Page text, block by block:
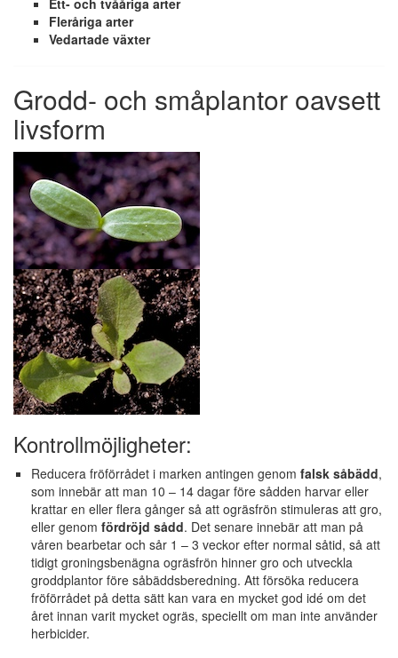
Fleråriga arter
Vedartade växter
Grodd- och småplantor oavsett
livsform
Kontrollmöjligheter:
Reducera fröförrådet i marken antingen genom falsk såbädd,
som innebär att man 10 – 14 dagar före sådden harvar eller
krattar en eller flera gånger så att ogräsfrön stimuleras att gro,
eller genom fördröjd sådd. Det senare innebär att man på
våren bearbetar och sår 1 – 3 veckor efter normal såtid, så att
tidigt groningsbenägna ogräsfrön hinner gro och utveckla
groddplantor före såbäddsberedning. Att försöka reducera
fröförrådet på detta sätt kan vara en mycket god idé om det
året innan varit mycket ogräs, speciellt om man inte använder
herbicider.